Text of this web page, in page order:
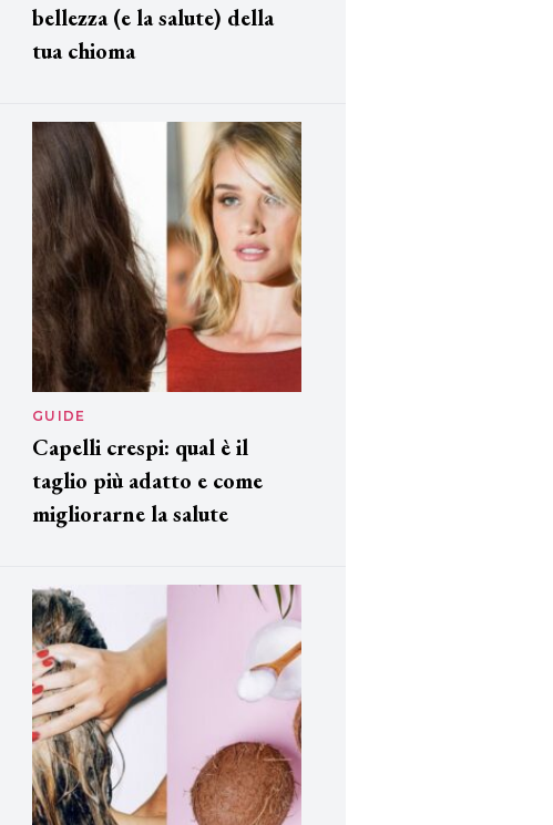
bellezza (e la salute) della
tua chioma
GUIDE
Capelli crespi: qual è il
taglio più adatto e come
migliorarne la salute